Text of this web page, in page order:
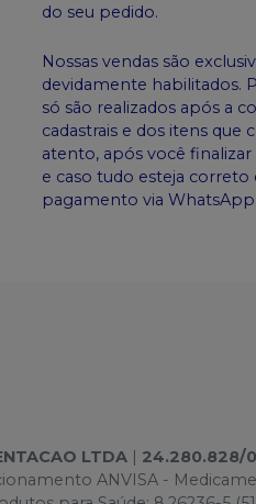
do seu pedido.
Nossas vendas são
devidamente habilitados.
só são realizados após a
cadastrais e dos itens que
atento, após você
e caso tudo esteja correto
pagamento via WhatsApp.
LTDA | 24.280.828/
ANVISA -